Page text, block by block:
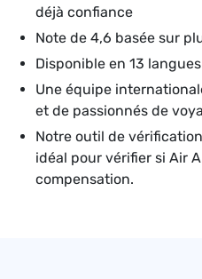
déjà confiance
Note de 4,6 basée sur
Disponible en 13 langues
Une équipe
et de passionnés de
Notre outil de
idéal pour vérifier si Air
compensation.